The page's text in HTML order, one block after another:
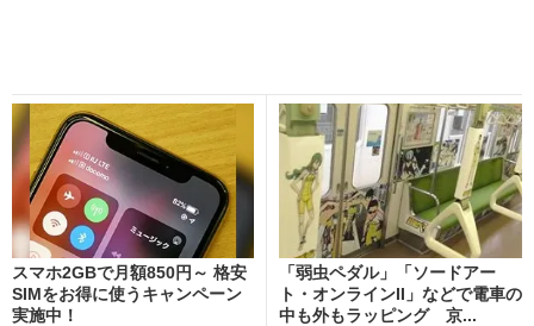
スマホ2GBで月額850円～ 格安
SIMをお得に使うキャンペーン
実施中！
「弱虫ペダル」「ソードアー
ト・オンラインII」などで電車の
中も外もラッピング 京...